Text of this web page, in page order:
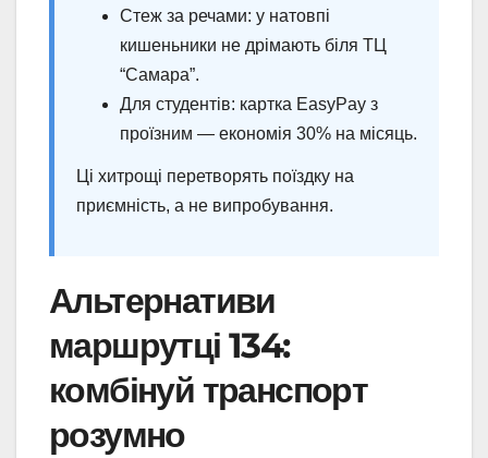
Стеж за речами: у натовпі
кишеньники не дрімають біля ТЦ
“Самара”.
Для студентів: картка EasyPay з
проїзним — економія 30% на місяць.
Ці хитрощі перетворять поїздку на
приємність, а не випробування.
Альтернативи
маршрутці 134:
комбінуй транспорт
розумно